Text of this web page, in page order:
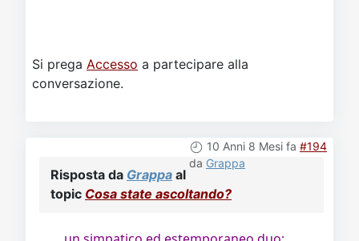
Si prega Accesso a partecipare alla
conversazione.
10 Anni 8 Mesi fa #194
da Grappa
Risposta da Grappa al
topic Cosa state ascoltando?